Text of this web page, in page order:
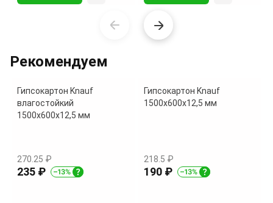
Рекомендуем
Гипсокартон Knauf
влагостойкий
1500х600х12,5 мм
270.25 ₽
235 ₽
Гипсокартон Knauf
1500х600х12,5 мм
218.5 ₽
190 ₽
of
9